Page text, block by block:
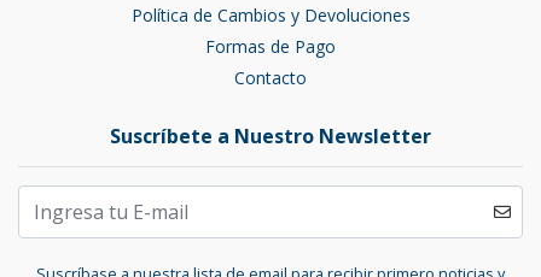
Política de Cambios y Devoluciones
Formas de Pago
Contacto
Suscríbete a Nuestro Newsletter